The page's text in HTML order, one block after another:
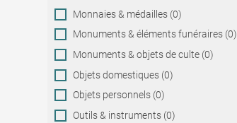
Monnaies & médailles (0)
Monuments & éléments funéraires (0)
Monuments & objets de culte (0)
Objets domestiques (0)
Objets personnels (0)
Outils & instruments (0)